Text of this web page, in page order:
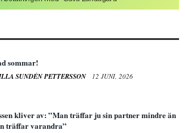
sommar!
SUNDÉN PETTERSSON 12 JUNI, 2026
kliver av: ”Man träffar ju sin partner mindre än
träffar varandra”